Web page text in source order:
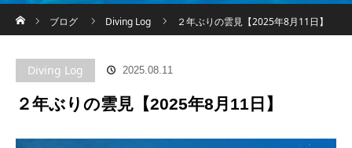
ブログ
Diving Log ２年ぶりの雲見【2025年8月11日】
Diving Log 2025.08.11
２年ぶりの雲見【2025年8月11日】